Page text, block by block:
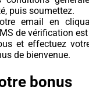
puis soumettez.
email en
de vérification
et effectuez
de bienvenue.
bonus